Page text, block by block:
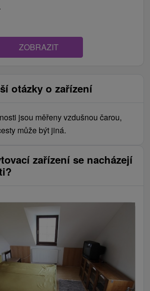
ZOBRAZIT
otázky o zařízení
jsou měřeny vzdušnou čarou,
může být jiná.
zařízení se nacházejí